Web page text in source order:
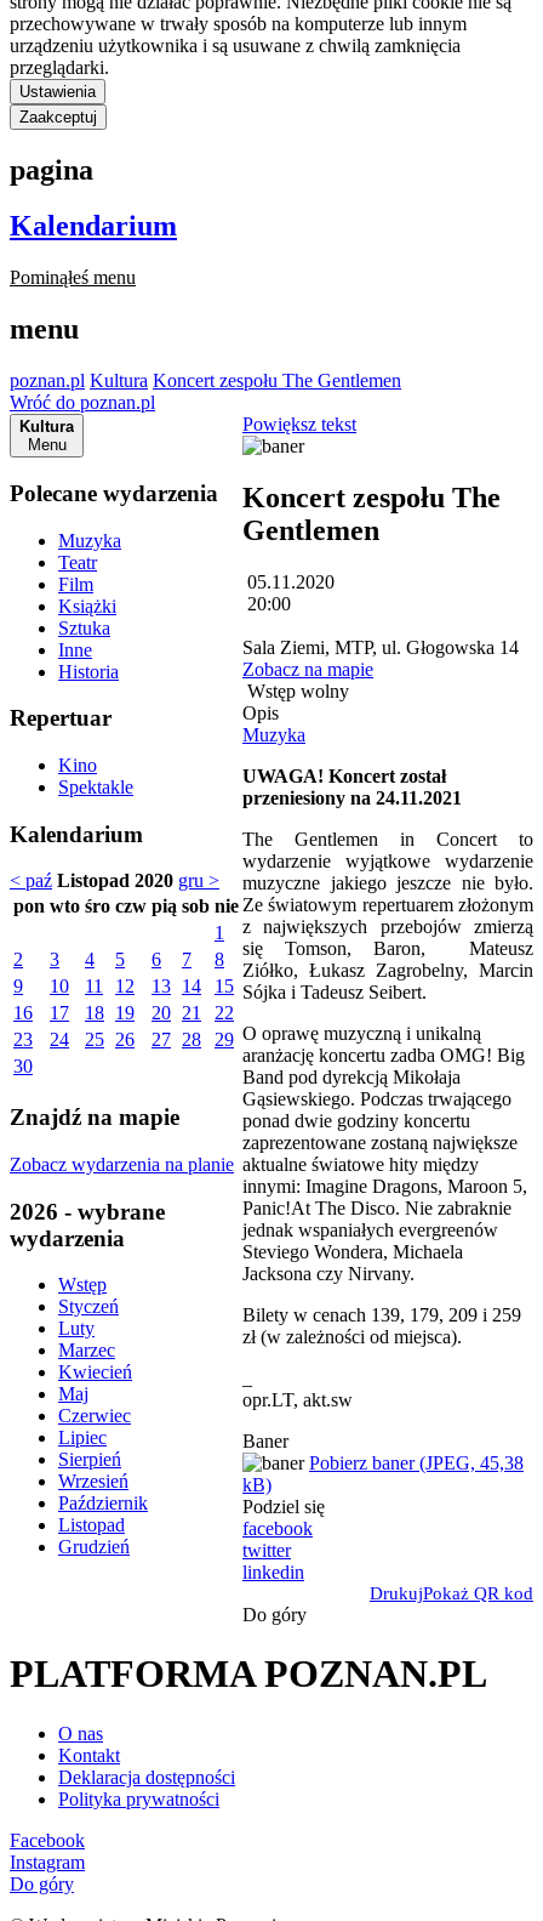
przechowywane w trwały sposób na komputerze lub innym
urządzeniu użytkownika i są usuwane z chwilą zamknięcia
przeglądarki.
Ustawienia
Zaakceptuj
pagina
Kalendarium
Pominąłeś menu
menu
poznan.pl Kultura Koncert zespołu The Gentlemen
Wróć do poznan.pl
Kultura
Menu
Polecane wydarzenia
Muzyka
Teatr
Film
Książki
Sztuka
Inne
Historia
Repertuar
Kino
Spektakle
Kalendarium
< paź Listopad 2020 gru >
pon wto śro czw pią sob nie
1
2
3 4 5 6 7
8
9
10 11 12 13 14
15
16
17 18 19 20 21
22
23
24 25 26 27 28
29
30
Znajdź na mapie
Zobacz wydarzenia na planie
2026 - wybrane
wydarzenia
Wstęp
Styczeń
Luty
Marzec
Kwiecień
Maj
Czerwiec
Lipiec
Sierpień
Wrzesień
Październik
Listopad
Grudzień
Powiększ tekst
Koncert zespołu The
Gentlemen
05.11.2020
20:00
Sala Ziemi, MTP, ul. Głogowska 14
Zobacz na mapie
Wstęp wolny
Opis
Muzyka
UWAGA! Koncert został
przeniesiony na 24.11.2021
The Gentlemen in Concert to
wydarzenie wyjątkowe wydarzenie
muzyczne jakiego jeszcze nie było.
Ze światowym repertuarem złożonym
z największych przebojów zmierzą
się Tomson, Baron, Mateusz
Ziółko, Łukasz Zagrobelny, Marcin
Sójka i Tadeusz Seibert.
O oprawę muzyczną i unikalną
aranżację koncertu zadba OMG! Big
Band pod dyrekcją Mikołaja
Gąsiewskiego. Podczas trwającego
ponad dwie godziny koncertu
zaprezentowane zostaną największe
aktualne światowe hity między
innymi: Imagine Dragons, Maroon 5,
Panic!At The Disco. Nie zabraknie
jednak wspaniałych evergreenów
Steviego Wondera, Michaela
Jacksona czy Nirvany.
Bilety w cenach 139, 179, 209 i 259
zł (w zależności od miejsca).
opr.LT, akt.sw
Baner
Pobierz baner (JPEG, 45,38
kB)
Podziel się
facebook
twitter
linkedin
DrukujPokaż QR kod
Do góry
PLATFORMA POZNAN.PL
O nas
Kontakt
Deklaracja dostępności
Polityka prywatności
Facebook
Instagram
Do góry